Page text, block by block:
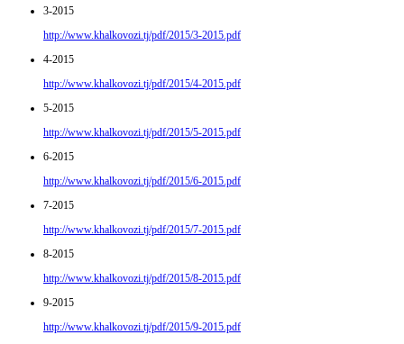
3-2015
http://www.khalkovozi.tj/pdf/2015/3-2015.pdf
4-2015
http://www.khalkovozi.tj/pdf/2015/4-2015.pdf
5-2015
http://www.khalkovozi.tj/pdf/2015/5-2015.pdf
6-2015
http://www.khalkovozi.tj/pdf/2015/6-2015.pdf
7-2015
http://www.khalkovozi.tj/pdf/2015/7-2015.pdf
8-2015
http://www.khalkovozi.tj/pdf/2015/8-2015.pdf
9-2015
http://www.khalkovozi.tj/pdf/2015/9-2015.pdf